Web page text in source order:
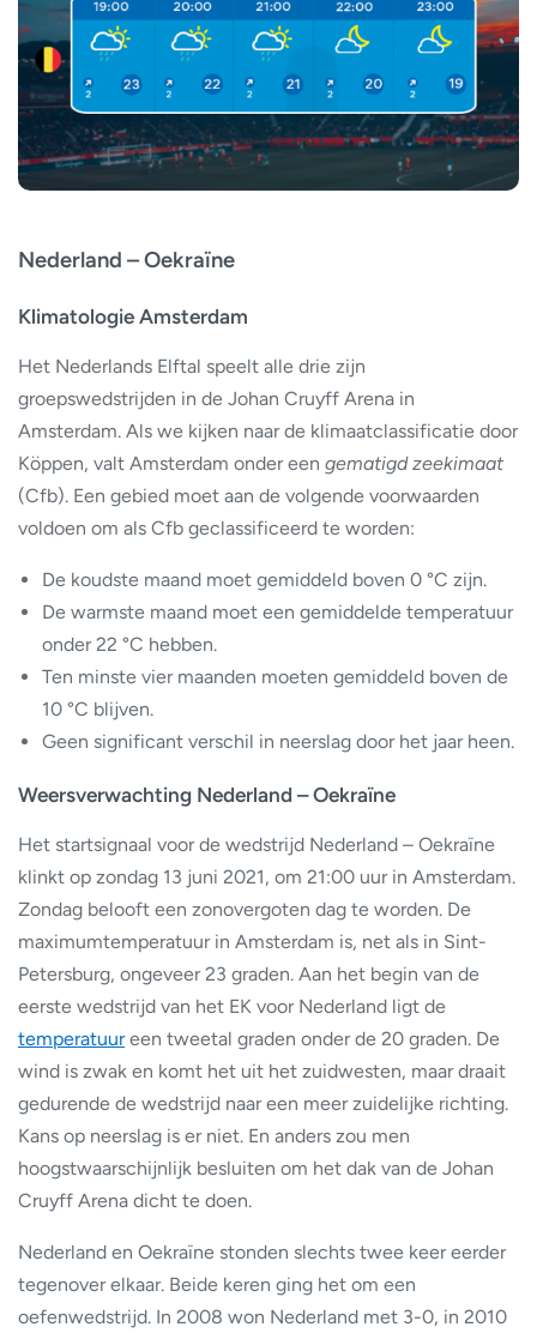
Nederland – Oekraïne
Klimatologie Amsterdam
Het Nederlands Elftal speelt alle drie zijn
groepswedstrijden in de Johan Cruyff Arena in
Amsterdam. Als we kijken naar de klimaatclassificatie door
Köppen, valt Amsterdam onder een gematigd zeekimaat
(Cfb). Een gebied moet aan de volgende voorwaarden
voldoen om als Cfb geclassificeerd te worden:
De koudste maand moet gemiddeld boven 0 °C zijn.
De warmste maand moet een gemiddelde temperatuur
onder 22 °C hebben.
Ten minste vier maanden moeten gemiddeld boven de
10 °C blijven.
Geen significant verschil in neerslag door het jaar heen.
Weersverwachting Nederland – Oekraïne
Het startsignaal voor de wedstrijd Nederland – Oekraïne
klinkt op zondag 13 juni 2021, om 21:00 uur in Amsterdam.
Zondag belooft een zonovergoten dag te worden. De
maximumtemperatuur in Amsterdam is, net als in Sint-
Petersburg, ongeveer 23 graden. Aan het begin van de
eerste wedstrijd van het EK voor Nederland ligt de
temperatuureen tweetal graden onder de 20 graden. De
wind is zwak en komt het uit het zuidwesten, maar draait
gedurende de wedstrijd naar een meer zuidelijke richting.
Kans op neerslag is er niet. En anders zou men
hoogstwaarschijnlijk besluiten om het dak van de Johan
Cruyff Arena dicht te doen.
Nederland en Oekraïne stonden slechts twee keer eerder
tegenover elkaar. Beide keren ging het om een
oefenwedstrijd. In 2008 won Nederland met 3-0, in 2010